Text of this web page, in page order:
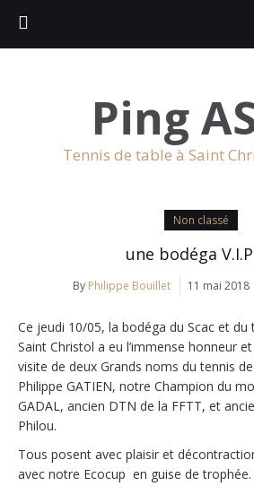
Ping
Tennis de table à Saint
Non classé
une bodéga
By Philippe Bouillet 11 mai 2018
Ce jeudi 10/05, la bodéga du Scac et du
Saint Christol a eu l’immense honneur
visite de deux Grands noms du tennis
Philippe GATIEN, notre Champion du
GADAL, ancien DTN de la FFTT, et
Philou.
Tous posent avec plaisir et
avec notre Ecocup en guise de trophée.